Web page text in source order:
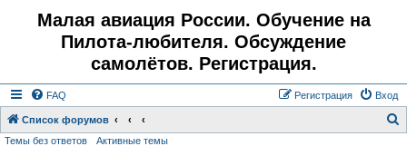
Малая авиация России. Обучение на
Пилота-любителя. Обсуждение
самолётов. Регистрация.
FAQ Вход
Регистрация
Список форумов
Темы без ответов Активные темы